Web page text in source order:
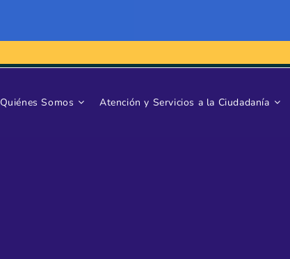
Quiénes Somos Atención y Servicios a la Ciudadanía